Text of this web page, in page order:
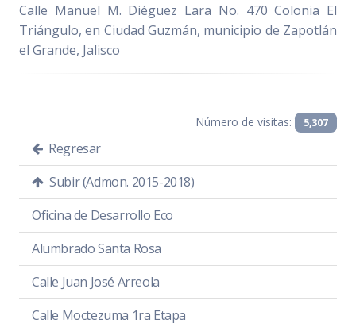
Calle Manuel M. Diéguez Lara No. 470 Colonia El
Triángulo, en Ciudad Guzmán, municipio de Zapotlán
el Grande, Jalisco
Número de visitas: 5,307
Regresar
Subir (Admon. 2015-2018)
Oficina de Desarrollo Eco
Alumbrado Santa Rosa
Calle Juan José Arreola
Calle Moctezuma 1ra Etapa